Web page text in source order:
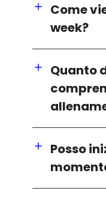
Come
week?
Quanto
Posso